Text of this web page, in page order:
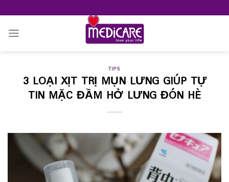
to
content
TIPS
3 LOẠI XỊT TRỊ MỤN LƯNG GIÚP TỰ
TIN MẶC ĐẦM HỞ LƯNG ĐÓN HÈ